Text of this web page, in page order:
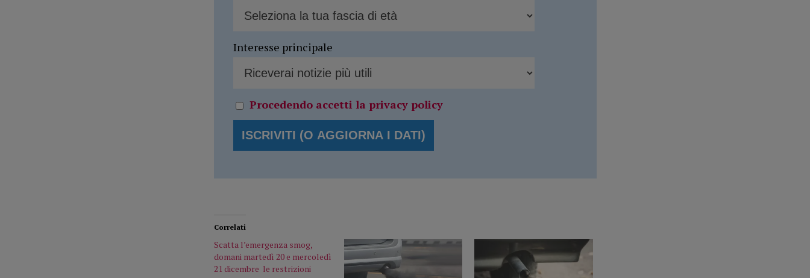
Interesse principale
Procedendo accetti la privacy policy
Correlati
Scatta l’emergenza smog,
domani martedì 20 e mercoledì
21 dicembre le restrizioni